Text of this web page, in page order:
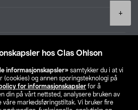
hos Clas Ohlson
informasjonskapsler» samtykker du i at vi
(cookies) og annen sporingsteknologi på
for informasjonskapsler for å
din på vårt nettsted, analysere bruken av
våre markedsføringstiltak. Vi bruker fire
+
Finn din butikk